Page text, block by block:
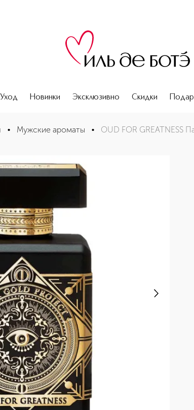
Уход Новинки Эксклюзивно Скидки
• Мужские ароматы • OUD FOR GREATNESS